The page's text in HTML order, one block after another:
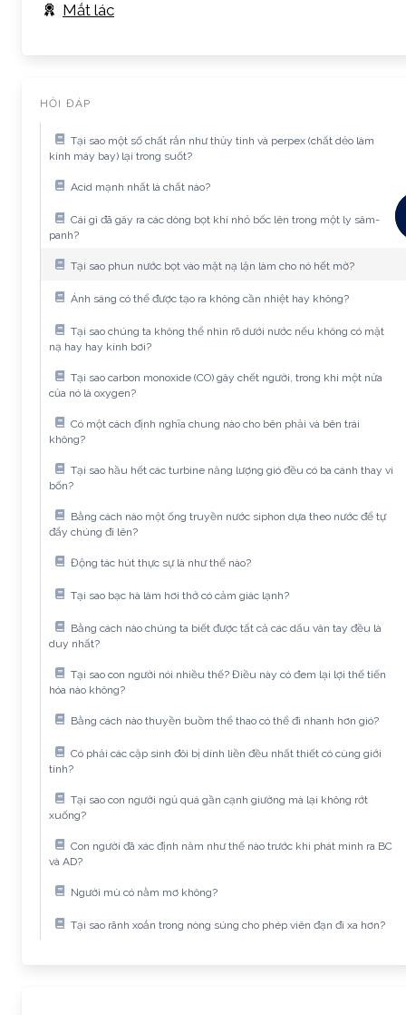
Mắt lác
HỎI ĐÁP
Tại sao một số chất rắn như thủy tinh và perpex (chất dẻo làm
kính máy bay) lại trong suốt?
Acid mạnh nhất là chất nào?
Cái gì đã gây ra các dòng bọt khí nhỏ bốc lên trong một ly sâm-
panh?
Tại sao phun nước bọt vào mặt nạ lặn làm cho nó hết mờ?
Ánh sáng có thể được tạo ra không cần nhiệt hay không?
Tại sao chúng ta không thể nhìn rõ dưới nước nếu không có mặt
nạ hay hay kính bơi?
Tại sao carbon monoxide (CO) gây chết người, trong khi một nửa
của nó là oxygen?
Có một cách định nghĩa chung nào cho bên phải và bên trái
không?
Tại sao hầu hết các turbine năng lượng gió đều có ba cánh thay vì
bốn?
Bằng cách nào một ống truyền nước siphon dựa theo nước để tự
đẩy chúng đi lên?
Động tác hút thực sự là như thế nào?
Tại sao bạc hà làm hơi thở có cảm giác lạnh?
Bằng cách nào chúng ta biết được tất cả các dấu vân tay đều là
duy nhất?
Tại sao con người nói nhiều thế? Điều này có đem lại lợi thế tiến
hóa nào không?
Bằng cách nào thuyền buồm thể thao có thể đi nhanh hơn gió?
Có phải các cặp sinh đôi bị dính liền đều nhất thiết có cùng giới
tính?
Tại sao con người ngủ quá gần cạnh giường mà lại không rớt
xuống?
Con người đã xác định năm như thế nào trước khi phát minh ra BC
và AD?
Người mù có nằm mơ không?
Tại sao rãnh xoắn trong nòng súng cho phép viên đạn đi xa hơn?